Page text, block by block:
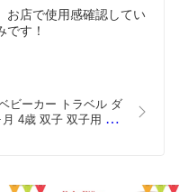
お店で使用感確認してい
す！
ビーカー トラベル ダ
4歳 双子 双子用 年